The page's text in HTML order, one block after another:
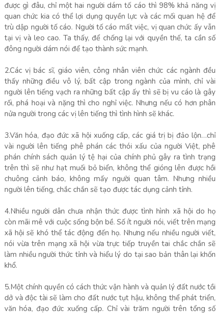
được gì đâu, chỉ một hai người dám tố cáo thì 98% khả năng vị
quan chức kia có thể lợi dụng quyền lực và các mối quan hệ để
trù dập người tố cáo. Người tố cáo mất việc, vị quan chức ấy vẫn
tại vị và leo cao. Ta thấy, để chống lại với quyền thế, ta cần số
đông người dám nói để tạo thành sức mạnh.
2.Các vị bác sĩ, giáo viên, công nhân viên chức các ngành đều
thấy những điều vô lý, bất cập trong ngành của mình, chỉ vài
người lên tiếng vạch ra những bất cập ấy thì sẽ bị vu cáo là gây
rối, phá hoại và nặng thì cho nghỉ việc. Nhưng nếu có hơn phân
nửa người trong các vị lên tiếng thì tình hình sẽ khác.
3.Văn hóa, đạo đức xã hội xuống cấp, các giá trị bị đảo lộn…chỉ
vài người lên tiếng phê phán các thói xấu của người Việt, phê
phán chính sách quản lý tệ hại của chính phủ gây ra tình trạng
trên thì sẽ như hạt muối bỏ biển, không thể gióng lên được hồi
chuông cảnh báo, không mấy người quan tâm. Nhưng nhiều
người lên tiếng, chắc chắn sẽ tạo được tác dụng cảnh tỉnh.
4.Nhiều người dân chưa nhận thức được tình hình xã hội do họ
còn mãi mê với cuộc sống bộn bề. Số ít người nói, viết trên mạng
xã hội sẽ khó thể tác động đến họ. Nhưng nếu nhiều người viết,
nói vừa trên mạng xã hội vừa trực tiếp truyền tai chắc chắn sẽ
làm nhiều người thức tỉnh và hiểu lý do tại sao bản thân lại khốn
khổ.
5.Một chính quyền có cách thức vận hành và quản lý đất nước tồi
dở và độc tài sẽ làm cho đất nước tụt hậu, không thể phát triển,
văn hóa, đạo đức xuống cấp. Chỉ vài trăm người trên tổng số